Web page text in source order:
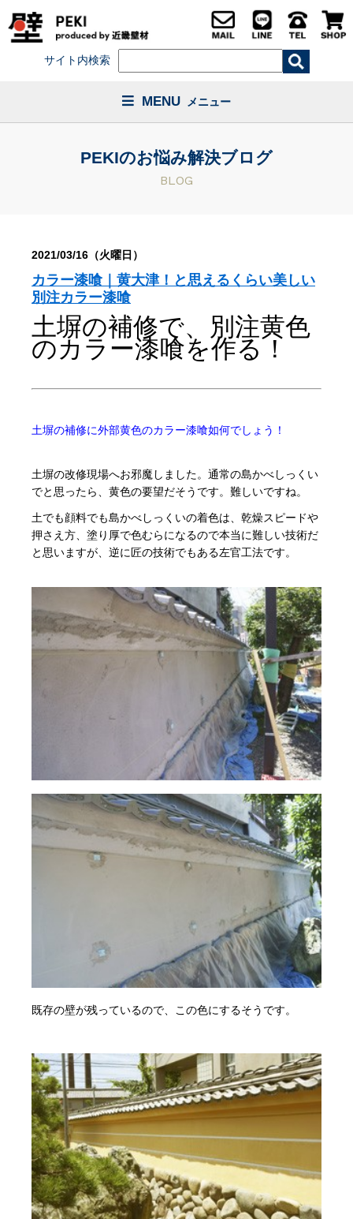
サイト内検索
MENU メニュー
PEKIのお悩み解決ブログ
BLOG
2021/03/16（火曜日）
カラー漆喰｜黄大津！と思えるくらい美しい
別注カラー漆喰
土塀の補修で、別注黄色
のカラー漆喰を作る！
土塀の補修に外部黄色のカラー漆喰如何でしょう！
土塀の改修現場へお邪魔しました。通常の島かべしっくい
でと思ったら、黄色の要望だそうです。難しいですね。
土でも顔料でも島かべしっくいの着色は、乾燥スピードや
押さえ方、塗り厚で色むらになるので本当に難しい技術だ
と思いますが、逆に匠の技術でもある左官工法です。
既存の壁が残っているので、この色にするそうです。